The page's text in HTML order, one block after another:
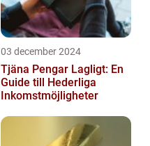
03 december 2024
Tjäna Pengar Lagligt: En
Guide till Hederliga
Inkomstmöjligheter